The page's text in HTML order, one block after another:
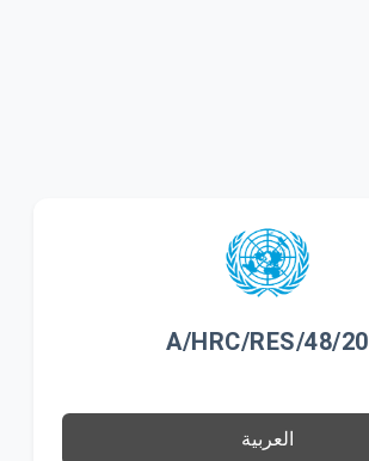
A/HRC/RES/48/20
العربية